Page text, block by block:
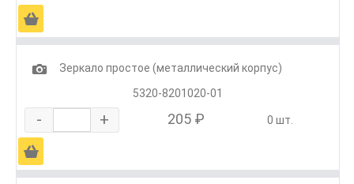
Ä
1
Зеркало простое (металлический корпус)
5320-8201020-01
- + 205 ₽ 0 шт.
Ä